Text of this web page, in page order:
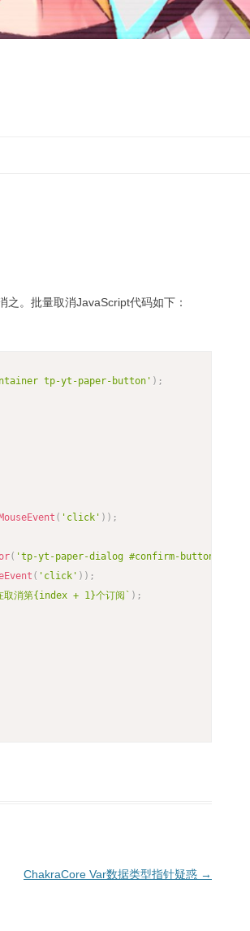
。批量取消JavaScript代码如下：
tp-yt-paper-button' ) ;
MouseEvent ( 'click' ) ) ;
( 'tp-yt-paper-dialog #confirm-button'
( 'click' ) ) ;
取消第{index + 1}个订阅 ` ) ;
ChakraCore Var数据类型指针疑惑 →